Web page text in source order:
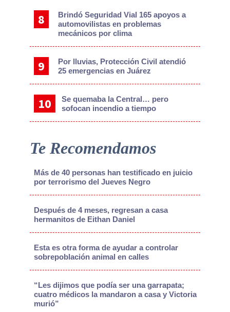
Brindó Seguridad Vial 165 apoyos a
automovilistas en problemas
mecánicos por clima
Por lluvias, Protección Civil atendió
25 emergencias en Juárez
Se quemaba la Central… pero
sofocan incendio a tiempo
Te Recomendamos
Más de 40 personas han testificado en juicio
por terrorismo del Jueves Negro
Después de 4 meses, regresan a casa
hermanitos de Eithan Daniel
Esta es otra forma de ayudar a controlar
sobrepoblación animal en calles
“Les dijimos que podía ser una garrapata;
cuatro médicos la mandaron a casa y Victoria
murió”